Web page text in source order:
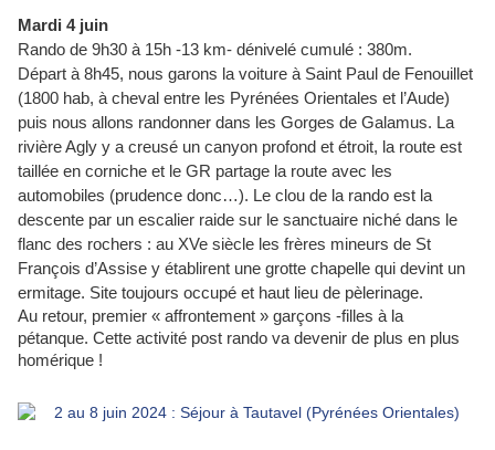
Mardi 4 juin
Rando de 9h30 à 15h -13 km- dénivelé cumulé : 380m.
Départ à 8h45, nous garons la voiture à Saint Paul de Fenouillet
(1800 hab, à cheval entre les Pyrénées Orientales et l’Aude)
puis nous allons randonner dans les Gorges de Galamus. La
rivière Agly y a creusé un canyon profond et étroit, la route est
taillée en corniche et le GR partage la route avec les
automobiles (prudence donc…). Le clou de la rando est la
descente par un escalier raide sur le sanctuaire niché dans le
flanc des rochers : au XVe siècle les frères mineurs de St
François d’Assise y établirent une grotte chapelle qui devint un
ermitage. Site toujours occupé et haut lieu de pèlerinage.
Au retour, premier « affrontement » garçons -filles à la
pétanque. Cette activité post rando va devenir de plus en plus
homérique !